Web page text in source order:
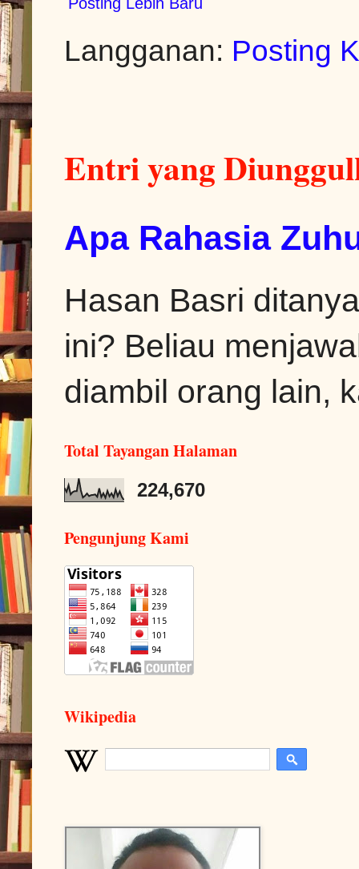
Langganan: Posting
Entri yang
Apa Rahasia
Hasan Basri
ini? Beliau
diambil orang lain,
Total Tayangan Halaman
224,670
Pengunjung Kami
Wikipedia